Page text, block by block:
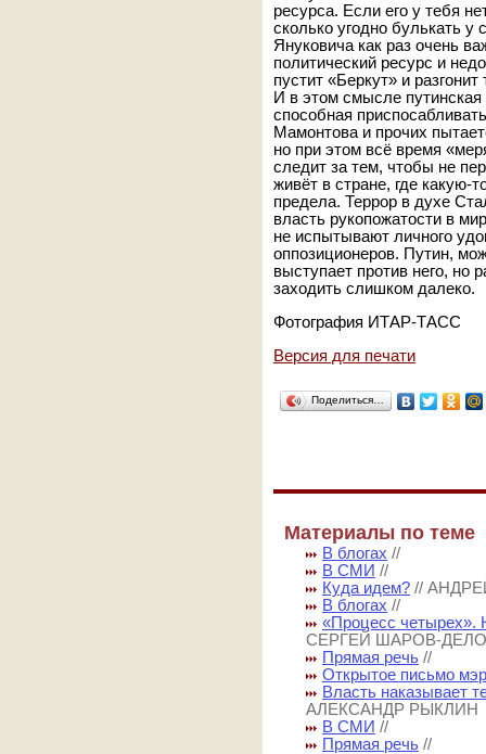
ресурса. Если его у тебя
сколько угодно булькать у
Януковича как раз очень
политический ресурс и
пустит «Беркут» и
И в этом смысле
способная
Мамонтова и прочих
но при этом всё время
следит за тем, чтобы не
живёт в стране, где какую-
предела. Террор в духе
власть рукопожатости в
не испытывают личного
оппозиционеров. Путин,
выступает против него, но
заходить слишком далеко.
Фотография ИТАР-ТАСС
Версия для печати
Поделиться…
Материалы по теме
В блогах //
В СМИ //
Куда идем? //
В блогах //
«Процесс четырех».
СЕРГЕЙ ШАРОВ-
Прямая речь //
Открытое письмо
Власть наказывает
АЛЕКСАНДР РЫКЛИН
В СМИ //
Прямая речь //